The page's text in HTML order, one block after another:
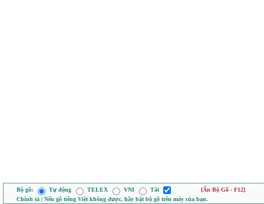
Bộ gõ: Tự động TELEX VNI Tắt
[Ẩn Bộ Gõ - F12]
Chính tả | Nếu gõ tiếng Việt không được, hãy bật bộ gõ trên máy của bạn.